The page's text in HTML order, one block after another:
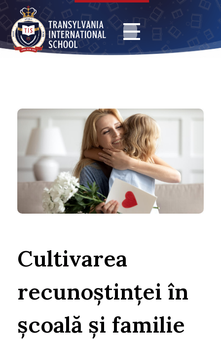
Cultivarea
recunoștinței în
școală și familie